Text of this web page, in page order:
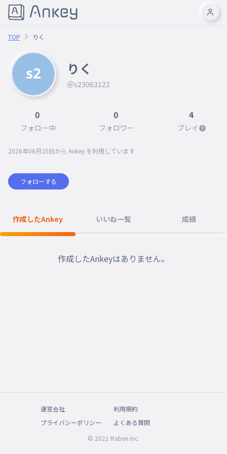
TOP りく
りく
＠s23063122
0
フォロー中
0
フォロワー
4
プレイ
2026年06月25日から Ankey を利用しています
フォローする
作成したAnkey いいね一覧 成績
作成したAnkeyはありません。
運営会社
利用規約
プライバシーポリシー
よくある質問
© 2021 Rabee inc.